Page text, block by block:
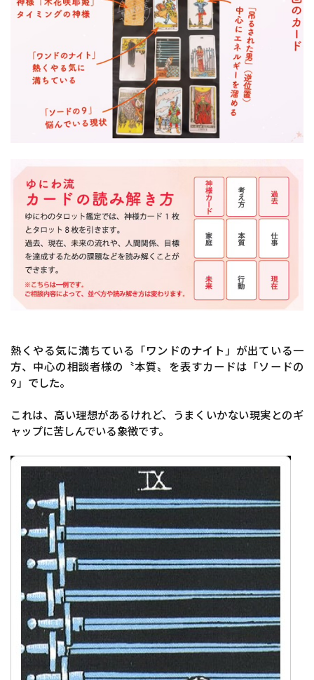
熱くやる気に満ちている「ワンドのナイト」が出ている一
方、中心の相談者様の〝本質〟を表すカードは「ソードの
9」でした。
これは、高い理想があるけれど、うまくいかない現実とのギ
ャップに苦しんでいる象徴です。